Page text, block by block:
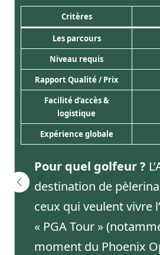
Critères
Les parcours
Niveau requis
Rapport Qualité / Prix
Facilité d’accès &
logistique
Expérience globale
Pour quel golfeur ?
destination de
ceux qui veulent vivre
« PGA Tour »
moment du Phoenix